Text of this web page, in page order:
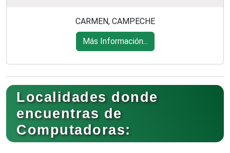
CARMEN, CAMPECHE
Más Información...
Localidades donde
encuentras de
Computadoras: